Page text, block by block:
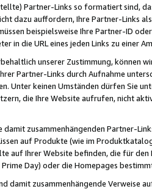
Partner-Links so formatiert sind,
dazu auffordern, Ihre Partner-Links
beispielsweise Ihre Partner-ID
in die URL eines jeden Links zu einer
unserer Zustimmung, können
Partner-Links durch Aufnahme
Unter keinen Umständen dürfen Sie
die Ihre Website aufrufen, nicht
damit zusammenhängenden Partner-
auf Produkte (wie im
auf Ihrer Website befinden, die für
Prime Day) oder die Homepages
damit zusammenhängende